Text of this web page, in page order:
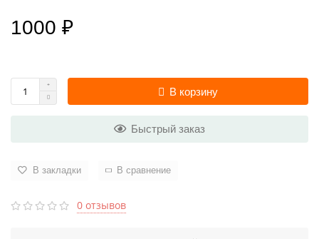
1000 ₽
В корзину
Быстрый заказ
В закладки В сравнение
0 отзывов